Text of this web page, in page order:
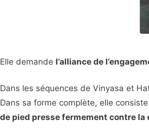
Elle demande l’alliance de
Dans les séquences de Vinyasa et
Dans sa forme complète, elle
de pied presse fermement contre